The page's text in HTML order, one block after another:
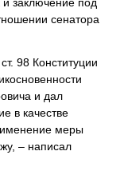
заключение под
сенатора
98 Конституции
и дал
в качестве
меры
– написал